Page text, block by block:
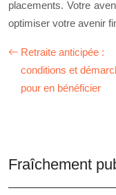
placements. Votre
optimiser votre avenir
Retraite anticipée :
conditions et
pour en bénéficier
Fraîchement